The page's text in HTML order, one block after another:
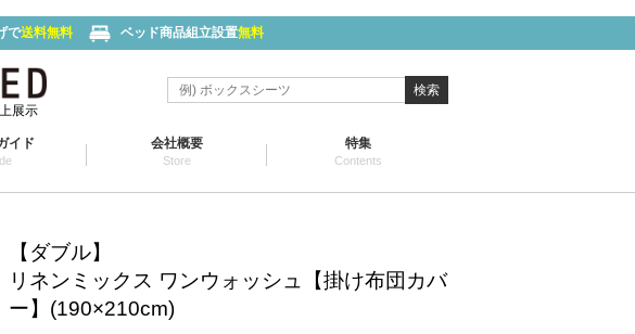
で送料無料 ベッド商品組立設置無料
展示
検索
イド 会社概要
Store
特集
Contents
【ダブル】
リネンミックス ワンウォッシュ【掛け布団カバ
ー】(190×210cm)